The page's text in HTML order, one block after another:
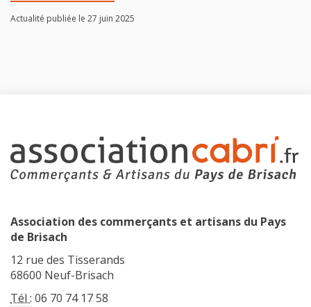
Actualité publiée le 27 juin 2025
Association des commerçants et artisans du Pays
de Brisach
12 rue des Tisserands
68600 Neuf-Brisach
Tél : 06 70 74 17 58